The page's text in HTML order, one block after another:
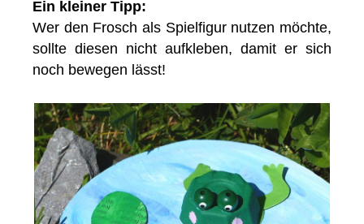
Ein kleiner Tipp:
Wer den Frosch als Spielfigur nutzen möchte,
sollte diesen nicht aufkleben, damit er sich
noch bewegen lässt!